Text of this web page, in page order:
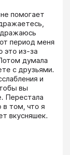
помогает
период меня
это из-за
думала
с друзьями.
и
вы
Перестала
в том, что я
вкусняшек.